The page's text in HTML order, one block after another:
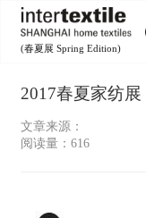
(春夏展 Spring Edition)
2017春夏家纺
文章来源：
阅读量： 616